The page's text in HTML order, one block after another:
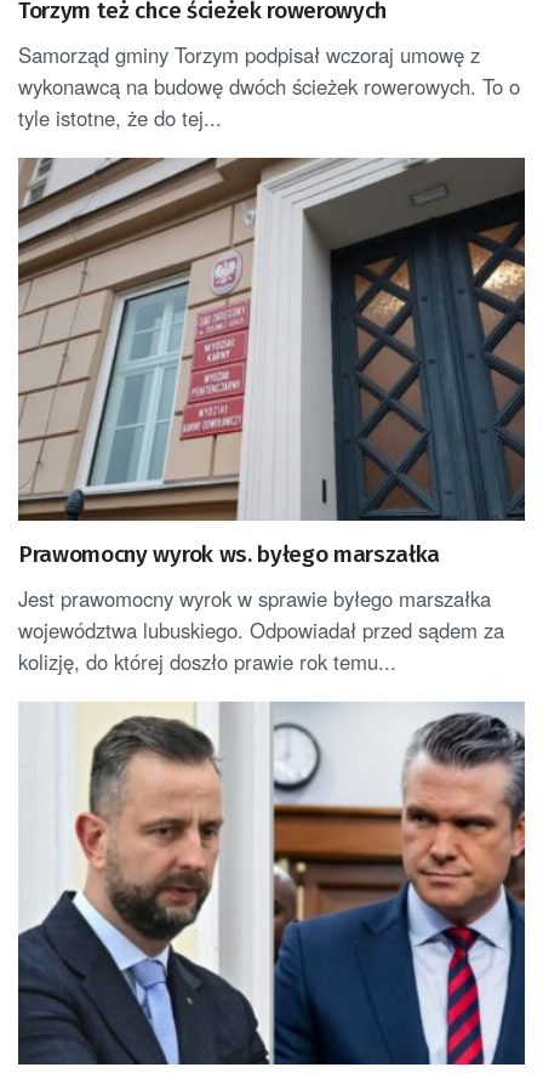
Torzym też chce ścieżek rowerowych
Samorząd gminy Torzym podpisał wczoraj umowę z
wykonawcą na budowę dwóch ścieżek rowerowych. To o
tyle istotne, że do tej...
Prawomocny wyrok ws. byłego marszałka
Jest prawomocny wyrok w sprawie byłego marszałka
województwa lubuskiego. Odpowiadał przed sądem za
kolizję, do której doszło prawie rok temu...